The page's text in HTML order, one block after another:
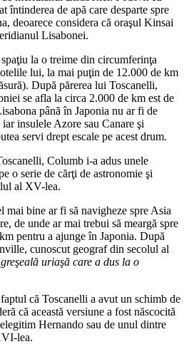
întinderea de apă care desparte spre
deoarece considera că oraşul Kinsai
Lisabonei.
la o treime din circumferinţa
lui, la mai puţin de 12.000 de km
După părerea lui Toscanelli,
se afla la circa 2.000 de km est de
până în Japonia nu ar fi de
insulele Azore sau Canare şi
servi drept escale pe acest drum.
Columb i-a adus unele
o serie de cărţi de astronomie şi
al XV-lea.
mai bine ar fi să navigheze spre Asia
de unde ar mai trebui să meargă spre
pentru a ajunge în Japonia. După
cunoscut geograf din secolul al
uriaşă care a dus la o
că Toscanelli a avut un schimb de
că această versiune a fost născocită
Hernando sau de unul dintre
lea.